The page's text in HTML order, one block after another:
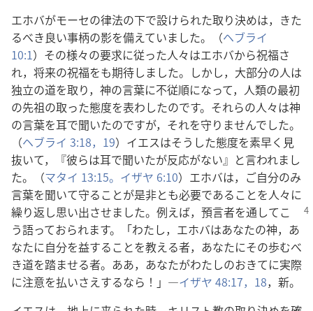
エホバがモーセの律法の下で設けられた取り決めは，きた
るべき良い事柄の影を備えていました。（ヘブライ
10:1）その様々の要求に従った人々はエホバから祝福さ
れ，将来の祝福をも期待しました。しかし，大部分の人は
独立の道を取り，神の言葉に不従順になって，人類の最初
の先祖の取った態度を表わしたのです。それらの人々は神
の言葉を耳で聞いたのですが，それを守りませんでした。
（ヘブライ 3:18，19）イエスはそうした態度を素早く見
抜いて，『彼らは耳で聞いたが反応がない』と言われまし
た。（マタイ 13:15。 イザヤ 6:10）エホバは，ご自分のみ
言葉を聞いて守ることが是非とも必要であることを人々に
繰り返し思い出させました。例えば，預言者を通してこ
う語っておられます。「わたし，エホバはあなたの神，あ
なたに自分を益することを教える者，あなたにその歩むべ
き道を踏ませる者。ああ，あなたがわたしのおきてに実際
に注意を払いさえするなら！」―イザヤ 48:17，18，新。